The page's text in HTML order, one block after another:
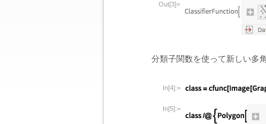
Out[3]=
分類子関数を使って新しい多
In[4]:=
In[5]:=